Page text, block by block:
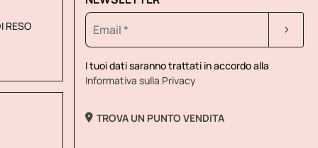
RESO
I tuoi dati saranno trattati in accordo alla
Informativa sulla Privacy
TROVA UN PUNTO VENDITA